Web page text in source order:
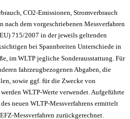
CO2-Emissionen, Stromverbrauch
nach dem vorgeschriebenen Messverfahren
715/2007 in der jeweils geltenden
bei Spannbreiten Unterschiede in
im WLTP jegliche Sonderausstattung. Für
fahrzeugbezogenen Abgaben, die
sowie ggf. für die Zwecke von
WLTP-Werte verwendet. Aufgeführte
neuen WLTP-Messverfahrens ermittelt
Messverfahren zurückgerechnet.